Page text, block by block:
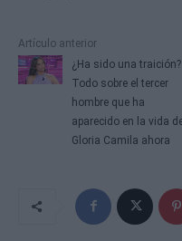
Artículo anterior
¿Ha sido una traición?
Todo sobre el tercer
hombre que ha
aparecido en la vida
Gloria Camila ahora